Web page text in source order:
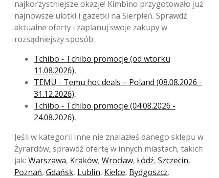
najkorzystniejsze okazje! Kimbino przygotowało już
najnowsze ulotki i gazetki na Sierpień. Sprawdź
aktualne oferty i zaplanuj swoje zakupy w
rozsądniejszy sposób:
Tchibo - Tchibo promocje (od wtorku
11.08.2026),
TEMU - Temu hot deals – Poland (08.08.2026 -
31.12.2026),
Tchibo - Tchibo promocje (04.08.2026 -
24.08.2026),
Jeśli w kategorii Inne nie znalazłeś danego sklepu w
Żyrardów, sprawdź ofertę w innych miastach, takich
jak: Warszawa, Kraków, Wrocław, Łódź, Szczecin,
Poznań, Gdańsk, Lublin, Kielce, Bydgoszcz.